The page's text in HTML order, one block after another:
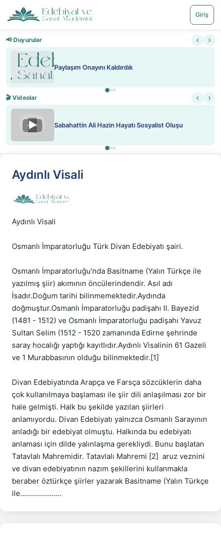
Giriş
📢 Duyurular ‹ ›
Paylaşım Onayını Kaldırdık
🎬 Videolar ‹ ›
▶ Sabahattin Ali Hazin Hayatı Sosyalist Oluşu
Aydınlı Visali
Aydınlı Visali
Osmanlı İmparatorluğu Türk Divan Edebiyatı şairi.
Osmanlı İmparatorluğu'nda Basitname (Yalın Türkçe ile
yazılmış şiir) akımının öncülerindendir. Asıl adı
İsadır.Doğum tarihi bilinmemektedir.Aydında
doğmuştur.Osmanlı İmparatorluğu padişahı II. Bayezid
(1481 - 1512) ve Osmanlı İmparatorluğu padişahı Yavuz
Sultan Selim (1512 - 1520 zamanında Edirne şehrinde
saray hocalığı yaptığı kayıtlıdır.Aydınlı Visalinin 61 Gazeli
ve 1 Murabbasının olduğu bilinmektedir.[1]
Divan Edebiyatında Arapça ve Farsça sözcüklerin daha
çok kullanılmaya başlaması ile şiir dili anlaşılması zor bir
hale gelmişti. Halk bu şekilde yazılan şiirleri
anlamıyordu. Divan Edebiyatı yalnızca Osmanlı Sarayının
anladığı bir edebiyat olmuştu. Halkında bu edebiyatı
anlaması için dilde yalınlaşma gerekliydi. Bunu başlatan
Tatavlalı Mahremidir. Tatavlalı Mahremi [2]  aruz veznini
ve divan edebiyatının nazım şekillerini kullanmakla
beraber öztürkçe şiirler yazarak Basitname (Yalın Türkçe